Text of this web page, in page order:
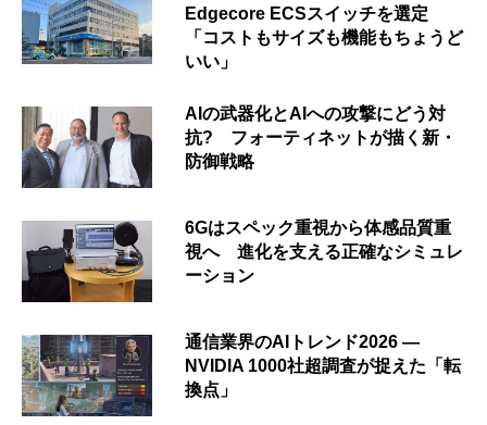
Edgecore ECSスイッチを選定
「コストもサイズも機能もちょうど
いい」
AIの武器化とAIへの攻撃にどう対
抗? フォーティネットが描く新・
防御戦略
6Gはスペック重視から体感品質重
視へ 進化を支える正確なシミュレ
ーション
通信業界のAIトレンド2026 ―
NVIDIA 1000社超調査が捉えた「転
換点」